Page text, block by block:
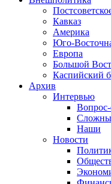
Кавказ
Америка
Юго-
Европа
Большой
Каспийский
Архив
Интервью
Вопрос-
Наши
Новости